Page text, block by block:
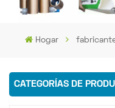
Hogar
CATEGORÍAS DE